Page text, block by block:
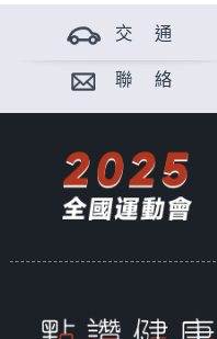
交 通
聯 絡